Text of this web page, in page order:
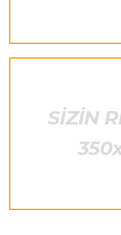
"Maklaren"
balansı
"Nyukasl"ın yeni baş
23:26 05.08.2026